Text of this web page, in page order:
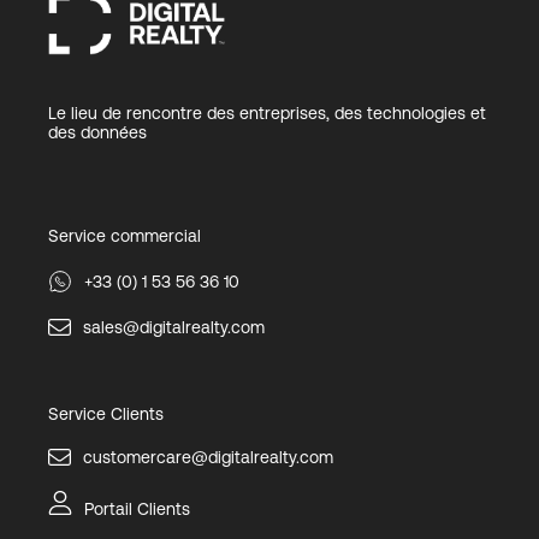
Le lieu de rencontre des entreprises, des technologies et
des données
Service commercial
+33 (0) 1 53 56 36 10
sales@digitalrealty.com
Service Clients
customercare@digitalrealty.com
Portail Clients